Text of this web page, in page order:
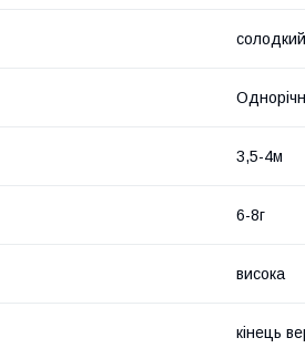
солодкий
3,5-4м
6-8г
висока
кінець